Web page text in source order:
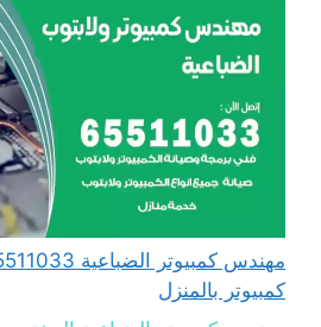
كمبيوتر بالمنزل